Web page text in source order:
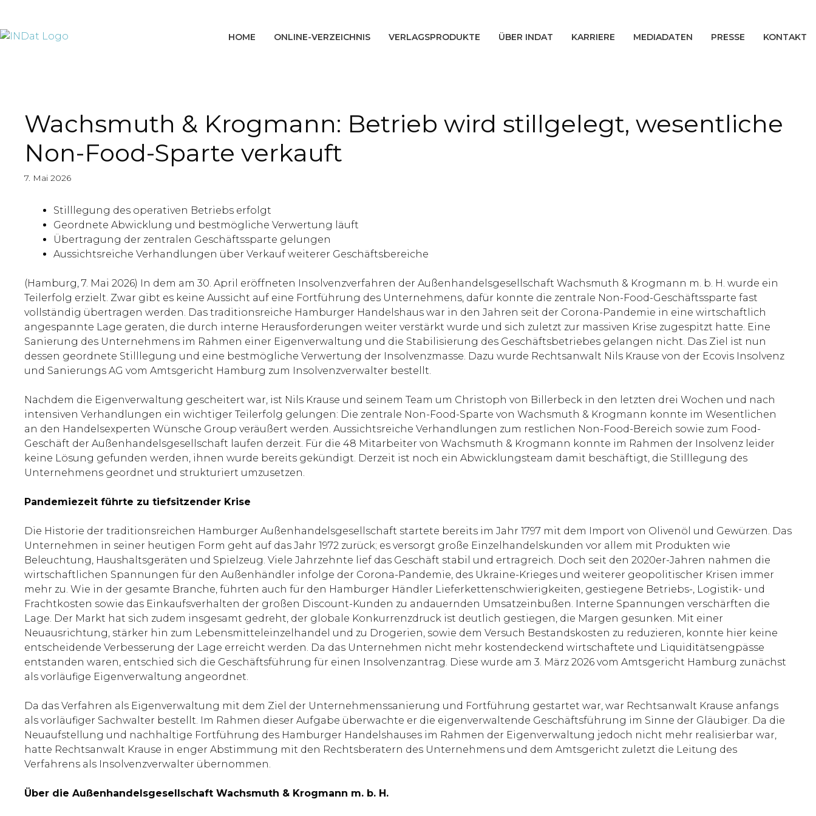
HOME ONLINE-VERZEICHNIS VERLAGSPRODUKTE ÜBER INDAT KARRIERE MEDIADATEN PRESSE KONTAKT
Wachsmuth & Krogmann: Betrieb wird stillgelegt, wesentliche
Non-Food-Sparte verkauft
7. Mai 2026
Stilllegung des operativen Betriebs erfolgt
Geordnete Abwicklung und bestmögliche Verwertung läuft
Übertragung der zentralen Geschäftssparte gelungen
Aussichtsreiche Verhandlungen über Verkauf weiterer Geschäftsbereiche
(Hamburg, 7. Mai 2026) In dem am 30. April eröffneten Insolvenzverfahren der Außenhandelsgesellschaft Wachsmuth & Krogmann m. b. H. wurde ein
Teilerfolg erzielt. Zwar gibt es keine Aussicht auf eine Fortführung des Unternehmens, dafür konnte die zentrale Non-Food-Geschäftssparte fast
vollständig übertragen werden. Das traditionsreiche Hamburger Handelshaus war in den Jahren seit der Corona-Pandemie in eine wirtschaftlich
angespannte Lage geraten, die durch interne Herausforderungen weiter verstärkt wurde und sich zuletzt zur massiven Krise zugespitzt hatte. Eine
Sanierung des Unternehmens im Rahmen einer Eigenverwaltung und die Stabilisierung des Geschäftsbetriebes gelangen nicht. Das Ziel ist nun
dessen geordnete Stilllegung und eine bestmögliche Verwertung der Insolvenzmasse. Dazu wurde Rechtsanwalt Nils Krause von der Ecovis Insolvenz
und Sanierungs AG vom Amtsgericht Hamburg zum Insolvenzverwalter bestellt.
Nachdem die Eigenverwaltung gescheitert war, ist Nils Krause und seinem Team um Christoph von Billerbeck in den letzten drei Wochen und nach
intensiven Verhandlungen ein wichtiger Teilerfolg gelungen: Die zentrale Non-Food-Sparte von Wachsmuth & Krogmann konnte im Wesentlichen
an den Handelsexperten Wünsche Group veräußert werden. Aussichtsreiche Verhandlungen zum restlichen Non-Food-Bereich sowie zum Food-
Geschäft der Außenhandelsgesellschaft laufen derzeit. Für die 48 Mitarbeiter von Wachsmuth & Krogmann konnte im Rahmen der Insolvenz leider
keine Lösung gefunden werden, ihnen wurde bereits gekündigt. Derzeit ist noch ein Abwicklungsteam damit beschäftigt, die Stilllegung des
Unternehmens geordnet und strukturiert umzusetzen.
Pandemiezeit führte zu tiefsitzender Krise
Die Historie der traditionsreichen Hamburger Außenhandelsgesellschaft startete bereits im Jahr 1797 mit dem Import von Olivenöl und Gewürzen. Das
Unternehmen in seiner heutigen Form geht auf das Jahr 1972 zurück; es versorgt große Einzelhandelskunden vor allem mit Produkten wie
Beleuchtung, Haushaltsgeräten und Spielzeug. Viele Jahrzehnte lief das Geschäft stabil und ertragreich. Doch seit den 2020er-Jahren nahmen die
wirtschaftlichen Spannungen für den Außenhändler infolge der Corona-Pandemie, des Ukraine-Krieges und weiterer geopolitischer Krisen immer
mehr zu. Wie in der gesamte Branche, führten auch für den Hamburger Händler Lieferkettenschwierigkeiten, gestiegene Betriebs-, Logistik- und
Frachtkosten sowie das Einkaufsverhalten der großen Discount-Kunden zu andauernden Umsatzeinbußen. Interne Spannungen verschärften die
Lage. Der Markt hat sich zudem insgesamt gedreht, der globale Konkurrenzdruck ist deutlich gestiegen, die Margen gesunken. Mit einer
Neuausrichtung, stärker hin zum Lebensmitteleinzelhandel und zu Drogerien, sowie dem Versuch Bestandskosten zu reduzieren, konnte hier keine
entscheidende Verbesserung der Lage erreicht werden. Da das Unternehmen nicht mehr kostendeckend wirtschaftete und Liquiditätsengpässe
entstanden waren, entschied sich die Geschäftsführung für einen Insolvenzantrag. Diese wurde am 3. März 2026 vom Amtsgericht Hamburg zunächst
als vorläufige Eigenverwaltung angeordnet.
Da das Verfahren als Eigenverwaltung mit dem Ziel der Unternehmenssanierung und Fortführung gestartet war, war Rechtsanwalt Krause anfangs
als vorläufiger Sachwalter bestellt. Im Rahmen dieser Aufgabe überwachte er die eigenverwaltende Geschäftsführung im Sinne der Gläubiger. Da die
Neuaufstellung und nachhaltige Fortführung des Hamburger Handelshauses im Rahmen der Eigenverwaltung jedoch nicht mehr realisierbar war,
hatte Rechtsanwalt Krause in enger Abstimmung mit den Rechtsberatern des Unternehmens und dem Amtsgericht zuletzt die Leitung des
Verfahrens als Insolvenzverwalter übernommen.
Über die Außenhandelsgesellschaft Wachsmuth & Krogmann m. b. H.